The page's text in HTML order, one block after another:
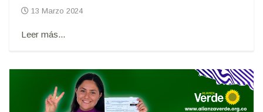
13 Marzo 2024
Leer más...